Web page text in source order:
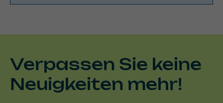
Verpassen Sie keine
Neuigkeiten mehr!